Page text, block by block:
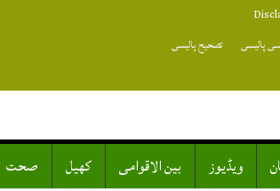
پالیسی
تصحیح پالیسی
ویڈیوز بین الاقوامی کھیل صحت